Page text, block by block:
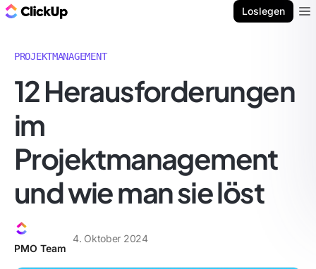
Loslegen
PROJEKTMANAGEMENT
12 Herausforderungen
im
Projektmanagement
und wie man sie löst
PMO Team
4. Oktober 2024